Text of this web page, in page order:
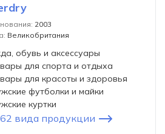
2003
Великобритания
обувь и аксессуары
для спорта и отдыха
для красоты и здоровья
футболки и майки
куртки
вида продукции